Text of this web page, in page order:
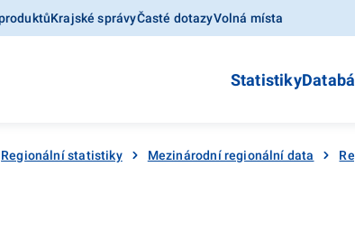
Krajské správyČasté dotazyVolná místa
Statistiky
Regionální statistiky Mezinárodní regionální data